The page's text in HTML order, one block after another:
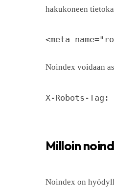
hakukoneen
<meta
Noindex voidaan
X-Robots-Tag:
Milloin
Noindex on